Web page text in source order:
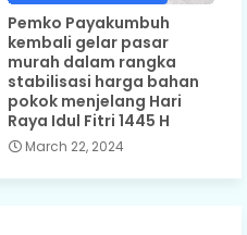
Pemko Payakumbuh
kembali gelar pasar
murah dalam rangka
stabilisasi harga bahan
pokok menjelang Hari
Raya Idul Fitri 1445 H
March 22, 2024